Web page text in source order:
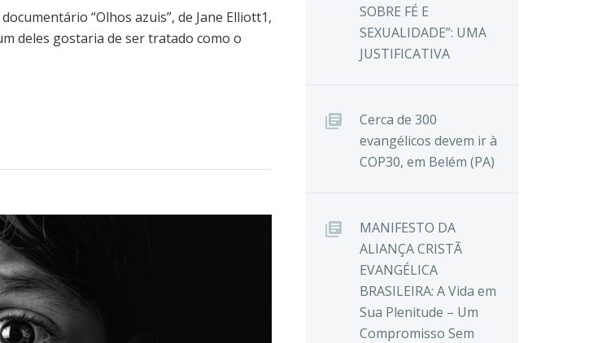
“Olhos azuis”, de Jane Elliott1,
deles gostaria de ser tratado como o
SOBRE FÉ E
SEXUALIDADE”: UMA
JUSTIFICATIVA
Cerca de 300
evangélicos devem ir à
COP30, em Belém (PA)
MANIFESTO DA
ALIANÇA CRISTÃ
EVANGÉLICA
BRASILEIRA: A Vida em
Sua Plenitude – Um
Compromisso Sem